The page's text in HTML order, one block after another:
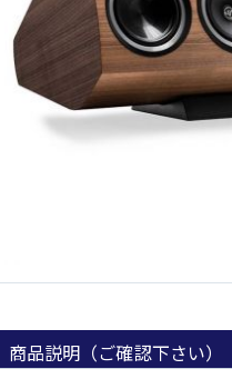
商品説明（ご確認下さい）